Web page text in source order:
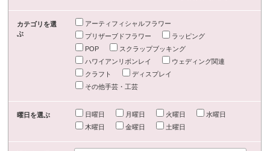
カテゴリを選
ぶ
アーティフィシャルフラワー
プリザーブドフラワー
ラッピング
POP
スクラップブッキング
ハワイアンリボンレイ
ウェディング関連
クラフト
ディスプレイ
その他手芸・工芸
曜日を選ぶ 日曜日 月曜日 火曜日
水曜日
木曜日
金曜日 土曜日